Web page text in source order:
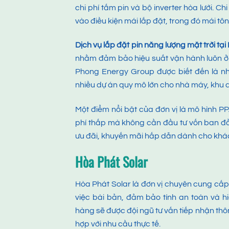
chi phí tấm pin và bộ inverter hòa lưới.
vào điều kiện mái lắp đặt, trong đó mái
Dịch vụ lắp đặt pin năng lượng mặt trời tại
nhằm đảm bảo hiệu suất vận hành luôn
Phong Energy Group được biết đến là
nhiều dự án quy mô lớn cho nhà máy, khu
Một điểm nổi bật của đơn vị là mô hình
phí thấp mà không cần đầu tư vốn ban
ưu đãi, khuyến mãi hấp dẫn dành cho
Hòa Phát Solar
Hòa Phát Solar là đơn vị chuyên cung
việc bài bản, đảm bảo tính an toàn và
hàng sẽ được đội ngũ tư vấn tiếp nhận
hợp với nhu cầu thực tế.